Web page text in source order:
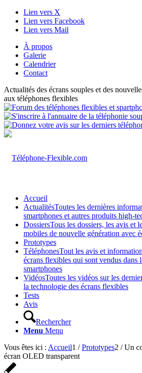
Lien vers X
Lien vers Facebook
Lien vers Mail
À propos
Galerie
Calendrier
Contact
Actualités des écrans souples et des
aux téléphones flexibles
Accueil
ActualitésToutes les dernières
smartphones et autres produits high-
DossiersTous les dossiers, les avis et
mobiles de nouvelle génération avec
Prototypes
TéléphonesTout les avis et
écrans flexibles qui sont vendus dans
smartphones
VidéosToutes les vidéos sur les
la technologie des écrans flexibles
Tests
Avis
Rechercher
Menu Menu
Vous êtes ici : Accueil1 / Prototypes2 / Un
écran OLED transparent